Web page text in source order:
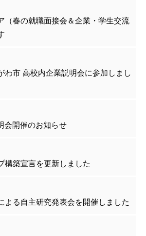
（春の就職面接会＆企業・学生交流
わ市 高校内企業説明会に参加しまし
会開催のお知らせ
構築宣言を更新しました
よる自主研究発表会を開催しました